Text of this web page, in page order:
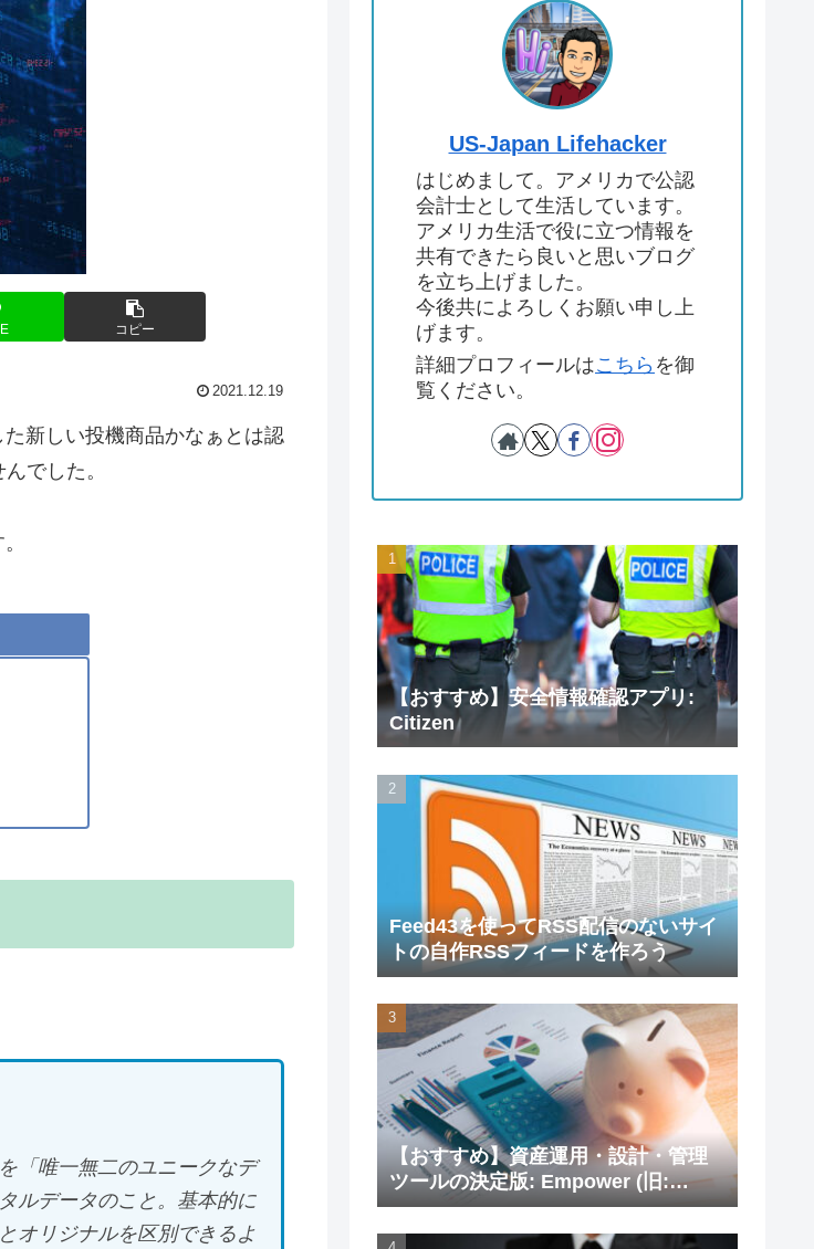
コピー
2021.12.19
新しい投機商品かなぁとは認
でした。
「唯一無二のユニークなデ
ルデータのこと。基本的に
オリジナルを区別できるよ
US-Japan Lifehacker
はじめまして。アメリカで公認
会計士として生活しています。
アメリカ生活で役に立つ情報を
共有できたら良いと思いブログ
を立ち上げました。
今後共によろしくお願い申し上
げます。
詳細プロフィールはこちら を御
覧ください。
【おすすめ】安全情報確認アプリ:
Citizen
Feed43を使ってRSS配信のないサイ
トの自作RSSフィードを作ろう
【おすすめ】資産運用・設計・管理
ツールの決定版: Empower (旧:
Personal Capital)